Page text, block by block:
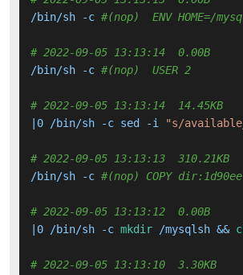
/bin/sh -c #(nop)  ENV HOME=/
# 2022-09-05 13:13:14  0.00B
/bin/sh -c #(nop)  USER 2
# 2022-09-05 13:13:14  14.45KB
|0 /bin/sh -c sed -i
"s/
# 2022-09-05 13:13:13  310.21KB
/bin/sh -c #(nop) COPY
# 2022-09-05 13:13:12  0.00B
|0 /bin/sh -c mkdir /mysqlsh &&
# 2022-09-05 13:13:10  3.30KB